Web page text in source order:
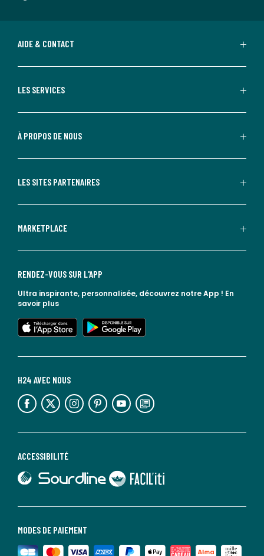
AIDE & CONTACT
LES SERVICES
À PROPOS DE NOUS
LES SITES PARTENAIRES
MARKETPLACE
MODES DE PAIEMENT
ACCESSIBILITÉ
lien vers Sourdline
lien vers Faciliti
H24 AVEC NOUS
lien vers l'espace réseaux sociaux lien vers l'espace réseaux sociaux lien vers l'espace réseaux sociaux lien vers l'espace réseaux sociaux lien vers l'espace réseaux sociaux lien vers le blog la redoute
RENDEZ-VOUS SUR L'APP
Ultra inspirante, personnalisée, découvrez notre App ! En
savoir plus
lien vers l'app store
lien vers google play